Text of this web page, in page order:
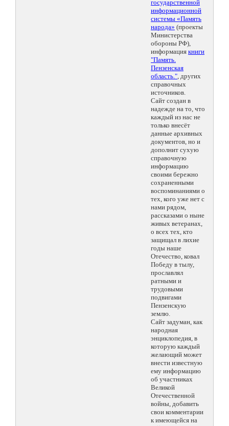
государственной
информационной
системы «Память
народа» (проекты
Министерства
обороны РФ),
информация книги
"Память.
Пензенская
область.", других
справочных
источников.
Сайт создан в
надежде на то, что
каждый из нас не
только внесёт
данные архивных
документов, но и
дополнит сухую
справочную
информацию
своими бережно
сохраненными
воспоминаниями о
тех, кого уже нет с
нами рядом,
рассказами о ныне
живых ветеранах,
о всех тех, кто
защищал в лихие
годы наше
Отечество, ковал
Победу в тылу,
прославлял
ратными и
трудовыми
подвигами
Пензенскую
землю.
Сайт задуман, как
народная
энциклопедия, в
которую каждый
желающий может
внести известную
ему информацию
об участниках
Великой
Отечественной
войны, добавить
свои комментарии
к имеющейся на